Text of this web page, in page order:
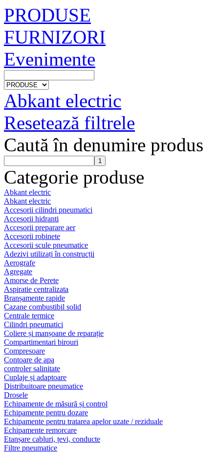
PRODUSE
FURNIZORI
Evenimente
Abkant electric
Resetează filtrele
Caută în denumire produs
Categorie produse
Abkant electric
Abkant electric
Accesorii cilindri pneumatici
Accesorii hidranti
Accesorii preparare aer
Accesorii robinete
Accesorii scule pneumatice
Adezivi utilizați în construcții
Aerografe
Agregate
Amorse de Perete
Aspiratie centralizata
Branșamente rapide
Cazane combustibil solid
Centrale termice
Cilindri pneumatici
Coliere și manșoane de reparație
Compartimentari birouri
Compresoare
Contoare de apa
controler salinitate
Cuplaje și adaptoare
Distribuitoare pneumatice
Drosele
Echipamente de măsură și control
Echipamente pentru dozare
Echipamente pentru tratarea apelor uzate / reziduale
Echipamente remorcare
Etanșare cabluri, țevi, conducte
Filtre pneumatice